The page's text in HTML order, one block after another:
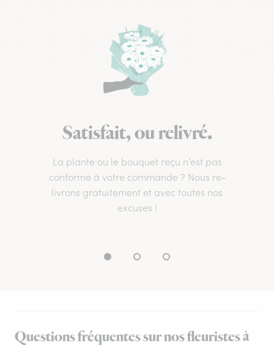
Satisfait, ou relivré.
La plante ou le bouquet reçu n’est pas
conforme à votre commande ? Nous re-
livrons gratuitement et avec toutes nos
excuses !
Questions fréquentes sur nos fleuristes à